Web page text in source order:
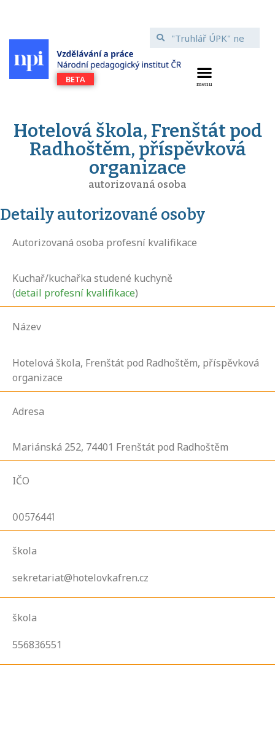
Hotelová škola, Frenštát pod
Radhoštěm, příspěvková
organizace
autorizovaná osoba
Detaily autorizované osoby
Autorizovaná osoba profesní kvalifikace
Kuchař/kuchařka studené kuchyně
(detail profesní kvalifikace)
Název
Hotelová škola, Frenštát pod Radhoštěm, příspěvková
organizace
Adresa
Mariánská 252, 74401 Frenštát pod Radhoštěm
IČO
00576441
škola
sekretariat@hotelovkafren.cz
škola
556836551